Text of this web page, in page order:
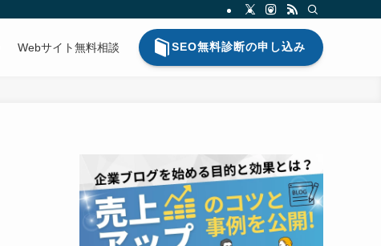
Webサイト無料相談 SEO無料診断の申し込み